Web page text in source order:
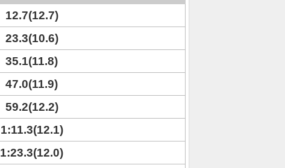
12.7(12.7)
23.3(10.6)
35.1(11.8)
47.0(11.9)
59.2(12.2)
1:11.3(12.1)
1:23.3(12.0)